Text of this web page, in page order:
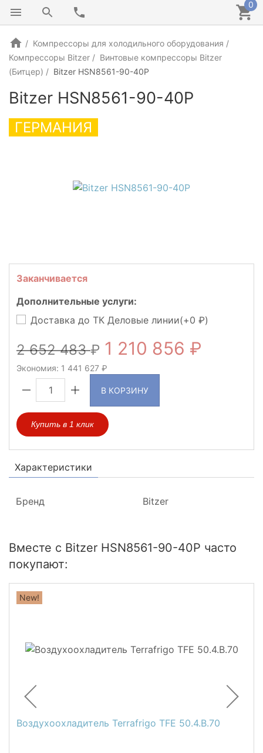
0
Компрессоры для холодильного оборудования
Компрессоры Bitzer
Винтовые компрессоры Bitzer
(Битцер)
Bitzer HSN8561-90-40P
Bitzer HSN8561-90-40P
ГЕРМАНИЯ
Заканчивается
Дополнительные услуги:
Доставка до ТК Деловые линии(+0 )
2 652 483 1 210 856
Экономия: 1 441 627
В КОРЗИНУ
Купить в 1 клик
Характеристики
Бренд Bitzer
Вместе с Bitzer HSN8561-90-40P часто
покупают:
Воздухоохладитель Terrafrigo TFE 50.4.B.70
New!